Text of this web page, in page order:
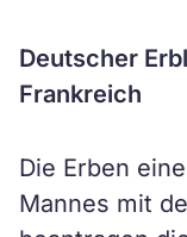
Deutscher
Frankreich
Die Erben
Mannes mit